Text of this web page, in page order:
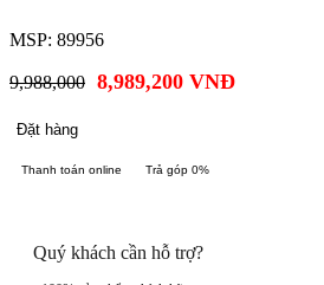
MSP: 89956
9,988,000 8,989,200 VNĐ
Đặt hàng
Thanh toán online Trả góp 0%
Quý khách cần hỗ trợ?